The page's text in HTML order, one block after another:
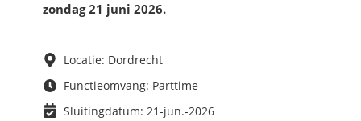
zondag 21 juni 2026.
Locatie: Dordrecht
Functieomvang: Parttime
Sluitingdatum: 21-jun.-2026